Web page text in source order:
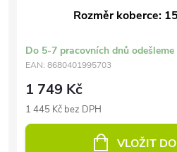
Rozměr koberce:
Do 5-7 pracovních dnů odešleme
EAN: 8680401995703
1 749 Kč
1 445 Kč bez DPH
VLOŽIT